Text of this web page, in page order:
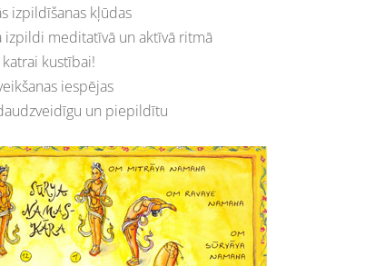
izpildīšanas kļūdas
izpildi meditatīvā un aktīvā ritmā
kustībai!
iespējas
un piepildītu